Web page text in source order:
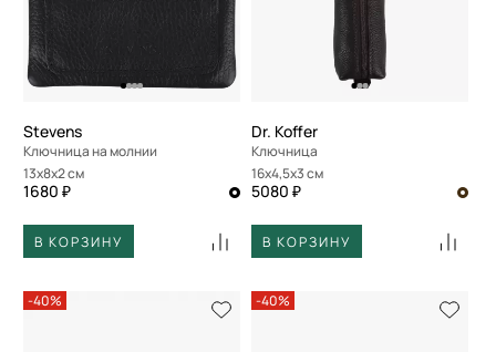
Stevens
Ключница на молнии
13x8x2 см
1680 ₽
В КОРЗИНУ
Dr. Koffer
Ключница
16x4,5x3 см
5080 ₽
В КОРЗИНУ
-40% -40%